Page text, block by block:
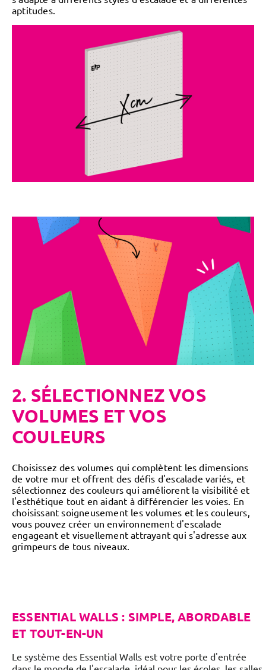
aptitudes.
2. SÉLECTIONNEZ VOS
VOLUMES ET VOS
COULEURS
Choisissez des volumes qui complètent les dimensions
de votre mur et offrent des défis d'escalade variés, et
sélectionnez des couleurs qui améliorent la visibilité et
l'esthétique tout en aidant à différencier les voies. En
choisissant soigneusement les volumes et les couleurs,
vous pouvez créer un environnement d'escalade
engageant et visuellement attrayant qui s'adresse aux
grimpeurs de tous niveaux.
ESSENTIAL WALLS : SIMPLE, ABORDABLE
ET TOUT-EN-UN
Le système des Essential Walls est votre porte d'entrée